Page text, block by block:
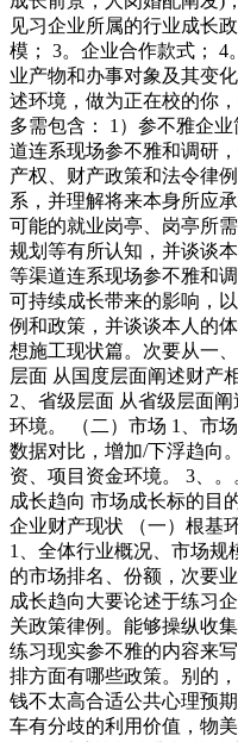
见习企业所属的行业成长
模； 3。企业合作款式； 4
业产物和办事对象及其变
述环境，做为正在校的你
多需包含： 1）参不雅企
道连系现场参不雅和调研
产权、财产政策和法令律
系，并理解将来本身所应
可能的就业岗亭、岗亭所
规划等有所认知，并谈谈
等渠道连系现场参不雅和
可持续成长带来的影响，
例和政策，并谈谈本人的
想施工现状篇。次要从一
层面 从国度层面阐述财产
2、省级层面 从省级层面
环境。 （二）市场 1、市
数据对比，增加/下浮趋向
资、项目资金环境。 3、
成长趋向 市场成长标的目
企业财产现状 （一）根基
1、全体行业概况、市场规
的市场排名、份额，次要
成长趋向大要论述于练习
关政策律例。能够操纵收
练习现实参不雅的内容来
排方面有哪些政策。别的
钱不太高合适公共心理预
车有分歧的利用价值，物